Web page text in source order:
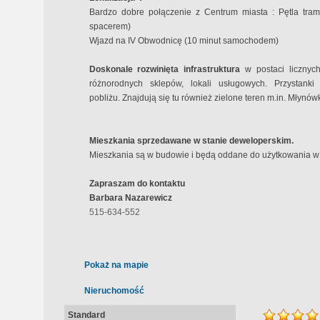
Bardzo dobre połączenie z Centrum miasta : Pętla
spacerem)
Wjazd na IV Obwodnicę (10 minut samochodem)
Doskonale rozwinięta infrastruktura w postaci
różnorodnych sklepów, lokali usługowych.
pobliżu. Znajdują się tu również zielone teren m.in.
Mieszkania sprzedawane w stanie deweloperskim.
Mieszkania są w budowie i będą oddane do użytkowania
Zapraszam do kontaktu
Barbara Nazarewicz
515-634-552
Pokaż na mapie
Nieruchomość
Standard